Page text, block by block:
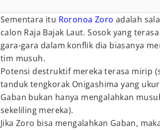
Sementara itu Roronoa Zoro adalah
calon Raja Bajak Laut. Sosok yang
gara-gara dalam konflik dia biasanya
tim musuh.
Potensi destruktif mereka terasa mirip
tanduk tengkorak Onigashima yang
Gaban bukan hanya mengalahkan
sekeliling mereka).
Jika Zoro bisa mengalahkan Gaban,